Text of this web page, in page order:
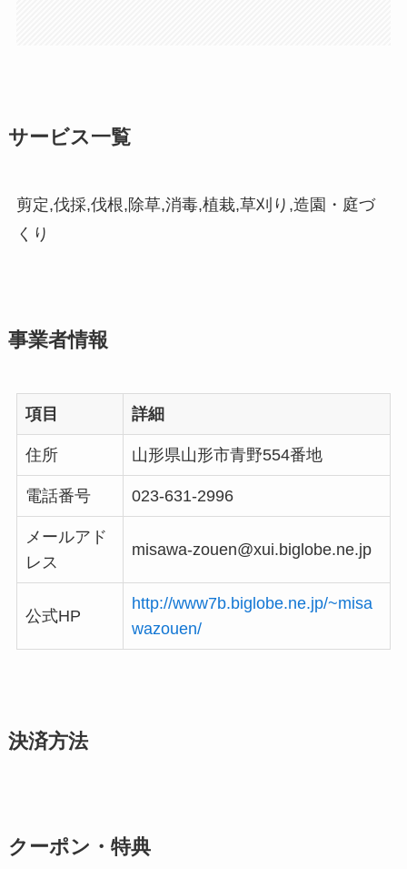
サービス一覧
剪定,伐採,伐根,除草,消毒,植栽,草刈り,造園・庭づ
くり
事業者情報
項目 詳細
住所 山形県山形市青野554番地
電話番号 023-631-2996
メールアド
レス
misawa-zouen@xui.biglobe.ne.jp
公式HP
http://www7b.biglobe.ne.jp/~misa
wazouen/
決済方法
クーポン・特典